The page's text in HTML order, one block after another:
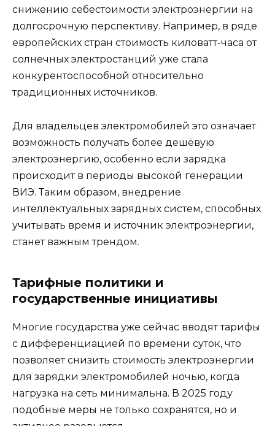
снижению себестоимости электроэнергии на
долгосрочную перспективу. Например, в ряде
европейских стран стоимость киловатт-часа от
солнечных электростанций уже стала
конкурентоспособной относительно
традиционных источников.
Для владельцев электромобилей это означает
возможность получать более дешёвую
электроэнергию, особенно если зарядка
происходит в периоды высокой генерации
ВИЭ. Таким образом, внедрение
интеллектуальных зарядных систем, способных
учитывать время и источник электроэнергии,
станет важным трендом.
Тарифные политики и
государственные инициативы
Многие государства уже сейчас вводят тарифы
с дифференциацией по времени суток, что
позволяет снизить стоимость электроэнергии
для зарядки электромобилей ночью, когда
нагрузка на сеть минимальна. В 2025 году
подобные меры не только сохранятся, но и